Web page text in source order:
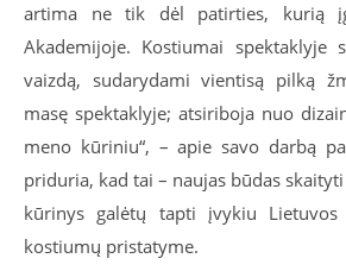
artima ne tik dėl patirties, kurią
Akademijoje. Kostiumai spektaklyje
vaizdą, sudarydami vientisą pilką
masę spektaklyje; atsiriboja nuo
meno kūriniu“, – apie savo darbą
priduria, kad tai – naujas būdas
kūrinys galėtų tapti įvykiu
kostiumų pristatyme.